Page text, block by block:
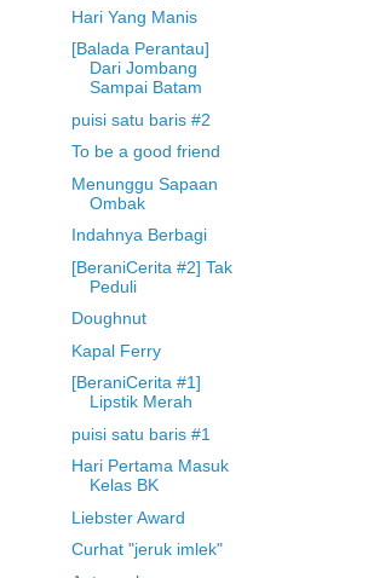
Hari Yang Manis
[Balada Perantau]
Dari Jombang
Sampai Batam
puisi satu baris #2
To be a good friend
Menunggu Sapaan
Ombak
Indahnya Berbagi
[BeraniCerita #2] Tak
Peduli
Doughnut
Kapal Ferry
[BeraniCerita #1]
Lipstik Merah
puisi satu baris #1
Hari Pertama Masuk
Kelas BK
Liebster Award
Curhat "jeruk imlek"